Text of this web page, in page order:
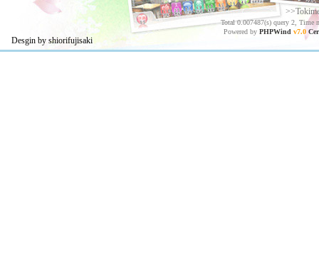
Total 0.007487(s) query 2, Time
Powered by PHPWind v7.0
Desgin by shiorifujisaki